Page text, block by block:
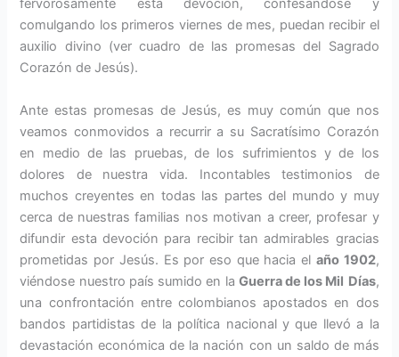
fervorosamente esta devoción, confesándose y
comulgando los primeros viernes de mes, puedan recibir el
auxilio divino (ver cuadro de las promesas del Sagrado
Corazón de Jesús).
Ante estas promesas de Jesús, es muy común que nos
veamos conmovidos a recurrir a su Sacratísimo Corazón
en medio de las pruebas, de los sufrimientos y de los
dolores de nuestra vida. Incontables testimonios de
muchos creyentes en todas las partes del mundo y muy
cerca de nuestras familias nos motivan a creer, profesar y
difundir esta devoción para recibir tan admirables gracias
prometidas por Jesús. Es por eso que hacia el año 1902,
viéndose nuestro país sumido en la Guerra de los Mil Días,
una confrontación entre colombianos apostados en dos
bandos partidistas de la política nacional y que llevó a la
devastación económica de la nación con un saldo de más